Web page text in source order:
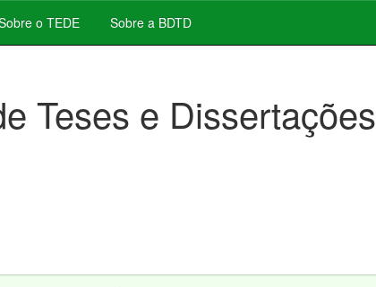
o TEDE Sobre a BDTD
Teses e Dissertações